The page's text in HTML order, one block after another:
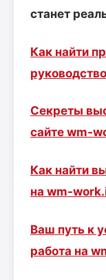
станет
Как найти
Секреты
сайте wm-
Как найти
на wm-
Ваш путь к
работа на